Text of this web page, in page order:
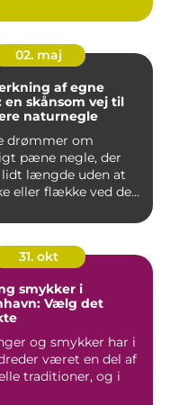
02. maj
af egne
en skånsom vej til
naturnegle
drømmer om
pæne negle, der
lidt længde uden at
eller flække ved den
31. okt
smykker i
Vælg det
og smykker har i
været en del af
traditioner, og i